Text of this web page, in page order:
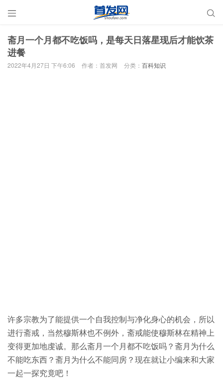
 
斋月一个月都不吃饭吗，是每天日落星现后才能饮茶
进餐
2022年4月27日 下午6:06 作者：首发网 分类： 百科知识
许多宗教为了能提供一个自我控制与净化身心的机会，所以
进行斋戒，当然穆斯林也不例外，斋戒能使穆斯林在精神上
变得更加地虔诚。那么斋月一个月都不吃饭吗？斋月为什么
不能吃东西？斋月为什么不能同房？现在就让小编来和大家
一起一探究竟吧！